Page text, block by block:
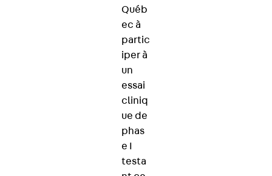
Québ
ec à
partic
iper à
un
essai
cliniq
ue de
phas
e I
testa